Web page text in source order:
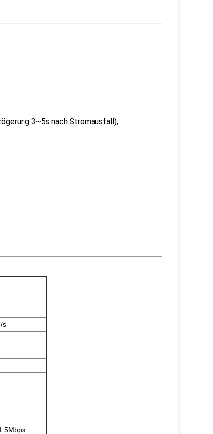
3~5s nach Stromausfall);
s